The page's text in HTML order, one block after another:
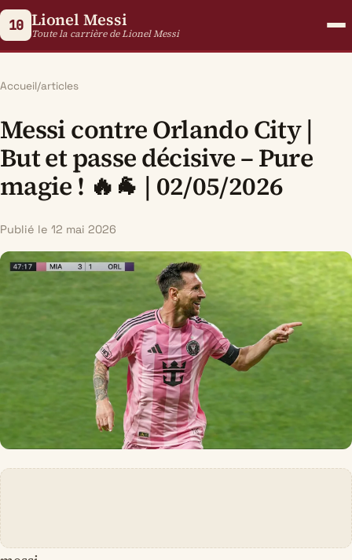
10 Lionel Messi
Toute la carrière de Lionel Messi
Accueil/articles
Messi contre Orlando City |
But et passe décisive – Pure
magie ! 🔥🐐 | 02/05/2026
Publié le 12 mai 2026